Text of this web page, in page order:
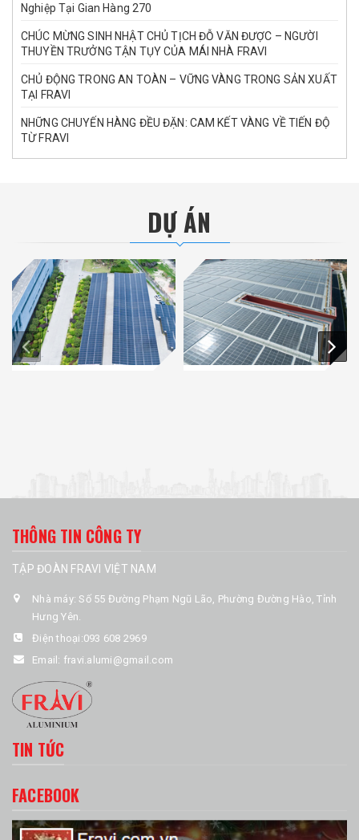
Nghiệp Tại Gian Hàng 270
CHÚC MỪNG SINH NHẬT CHỦ TỊCH ĐỖ VĂN ĐƯỢC – NGƯỜI
THUYỀN TRƯỞNG TẬN TỤY CỦA MÁI NHÀ FRAVI
CHỦ ĐỘNG TRONG AN TOÀN – VỮNG VÀNG TRONG SẢN XUẤT
TẠI FRAVI
NHỮNG CHUYẾN HÀNG ĐỀU ĐẶN: CAM KẾT VÀNG VỀ TIẾN ĐỘ
TỪ FRAVI
DỰ ÁN
THÔNG TIN CÔNG TY
TẬP ĐOÀN FRAVI VIỆT NAM
Nhà máy: Số 55 Đường Phạm Ngũ Lão, Phường Đường Hào, Tỉnh
Hưng Yên.
Điện thoại:093 608 2969
Email: fravi.alumi@gmail.com
TIN TỨC
FACEBOOK